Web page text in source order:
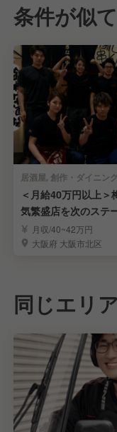
条件が似
＜月給40万円以上＞
気繁盛店を次のステ
MGR候補募集
月収/40~42万円
大阪府 大阪市北区
同じエリ